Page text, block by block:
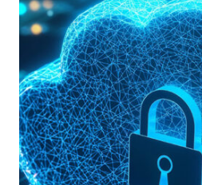
DFIR,
MALWARE
ANALYSIS
E
OSINT
AVANZATO
CON
COMPUTER
VISION